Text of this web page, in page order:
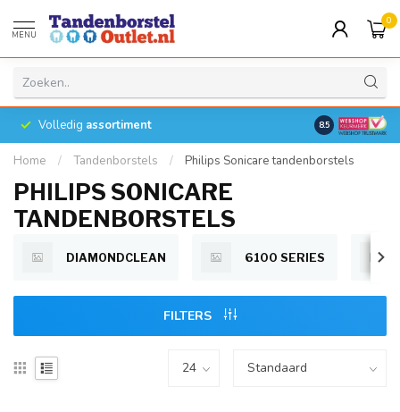
MENU
0
Volledig assortiment 8.5
Home / Tandenborstels / Philips Sonicare tandenborstels
PHILIPS SONICARE
TANDENBORSTELS
DIAMONDCLEAN 6100 SERIES
FILTERS